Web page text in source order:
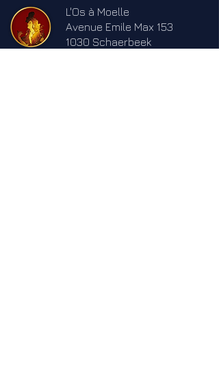
L'Os à Moelle
Avenue Emile Max 153
1030 Schaerbeek